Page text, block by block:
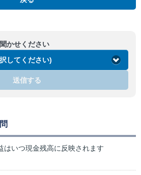
かせください
してください)
送信する
はいつ現金残高に反映されます